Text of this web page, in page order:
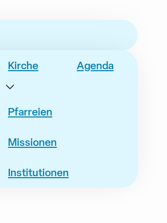
Kirche
Pfarreien
Missionen
Institutionen
Agenda